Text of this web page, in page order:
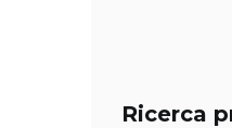
Ricerca